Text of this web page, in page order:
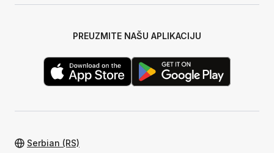
PREUZMITE NAŠU APLIKACIJU
Serbian (RS)